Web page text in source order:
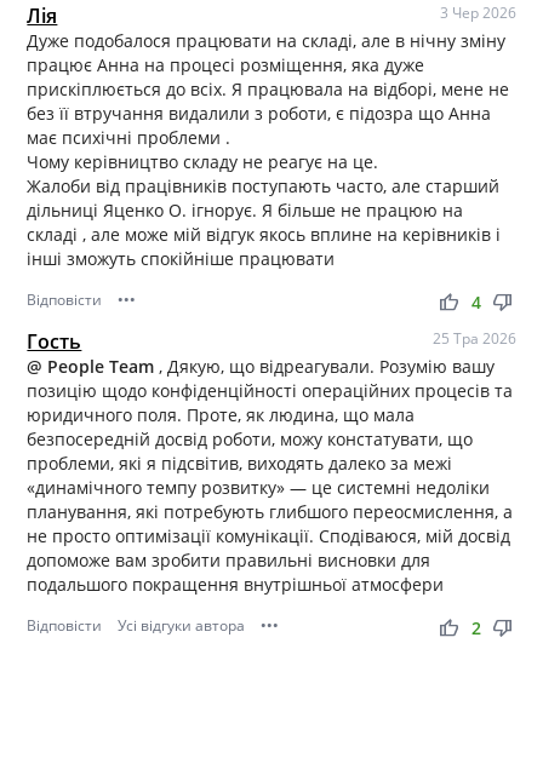
Лія 3 Чер 2026
Дуже подобалося працювати на складі, але в нічну зміну
працює Анна на процесі розміщення, яка дуже
прискіплюється до всіх. Я працювала на відборі, мене не
без її втручання видалили з роботи, є підозра що Анна
має психічні проблеми .
Чому керівництво складу не реагує на це.
Жалоби від працівників поступають часто, але старший
дільниці Яценко О. ігнорує. Я більше не працюю на
складі , але може мій відгук якось вплине на керівників і
інші зможуть спокійніше працювати
Відповісти ••• thumb_up thumb_down
4
Гость 25 Тра 2026
@ People Team , Дякую, що відреагували. Розумію вашу
позицію щодо конфіденційності операційних процесів та
юридичного поля. Проте, як людина, що мала
безпосередній досвід роботи, можу констатувати, що
проблеми, які я підсвітив, виходять далеко за межі
«динамічного темпу розвитку» — це системні недоліки
планування, які потребують глибшого переосмислення, а
не просто оптимізації комунікації. Сподіваюся, мій досвід
допоможе вам зробити правильні висновки для
подальшого покращення внутрішньої атмосфери
Відповісти Усі відгуки автора ••• thumb_up thumb_down
2